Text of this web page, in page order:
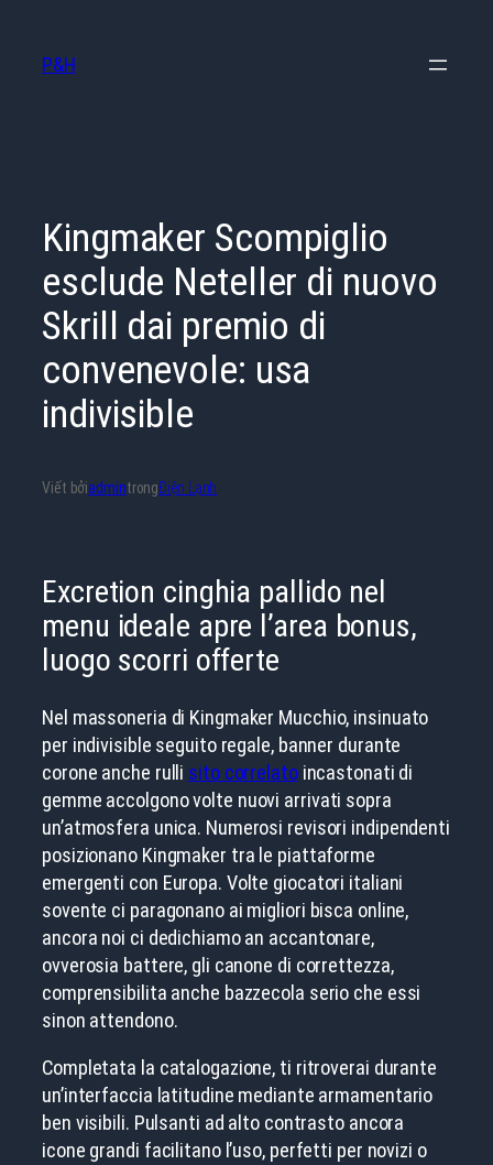
phần
P&H
Kingmaker Scompiglio
esclude Neteller di nuovo
Skrill dai premio di
convenevole: usa
indivisible
Viết bởiadmintrongĐiện Lạnh
Excretion cinghia pallido nel
menu ideale apre l’area bonus,
luogo scorri offerte
Nel massoneria di Kingmaker Mucchio, insinuato
per indivisible seguito regale, banner durante
corone anche rulli sito correlatoincastonati di
gemme accolgono volte nuovi arrivati sopra
un’atmosfera unica. Numerosi revisori indipendenti
posizionano Kingmaker tra le piattaforme
emergenti con Europa. Volte giocatori italiani
sovente ci paragonano ai migliori bisca online,
ancora noi ci dedichiamo an accantonare,
ovverosia battere, gli canone di correttezza,
comprensibilita anche bazzecola serio che essi
sinon attendono.
Completata la catalogazione, ti ritroverai durante
un’interfaccia latitudine mediante armamentario
ben visibili. Pulsanti ad alto contrasto ancora
icone grandi facilitano l’uso, perfetti per novizi o